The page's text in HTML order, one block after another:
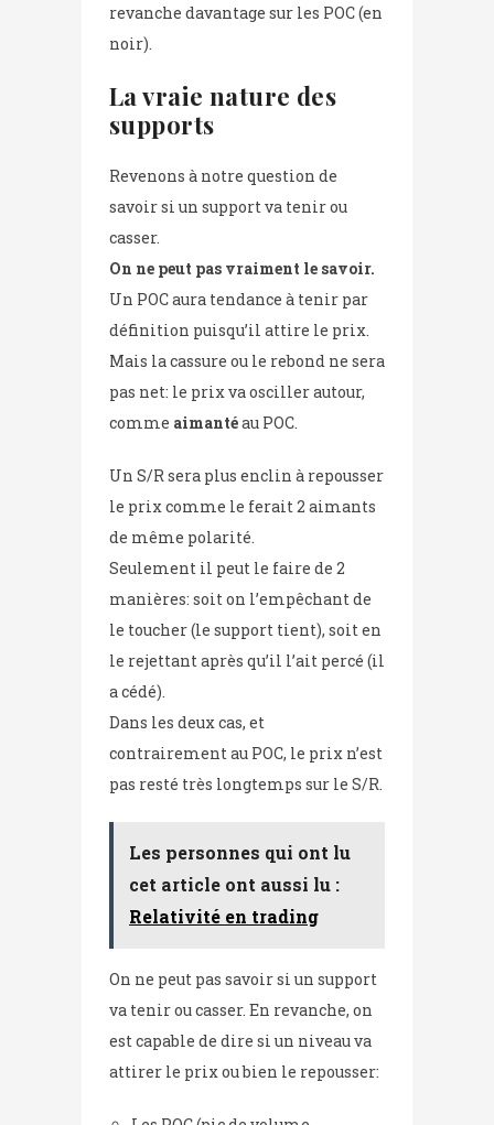
revanche davantage sur les POC (en
noir).
La vraie nature des
supports
Revenons à notre question de
savoir si un support va tenir ou
casser.
On ne peut pas vraiment le savoir.
Un POC aura tendance à tenir par
définition puisqu’il attire le prix.
Mais la cassure ou le rebond ne sera
pas net: le prix va osciller autour,
comme aimantéau POC.
Un S/R sera plus enclin à repousser
le prix comme le ferait 2 aimants
de même polarité.
Seulement il peut le faire de 2
manières: soit on l’empêchant de
le toucher (le support tient), soit en
le rejettant après qu’il l’ait percé (il
a cédé).
Dans les deux cas, et
contrairement au POC, le prix n’est
pas resté très longtemps sur le S/R.
Les personnes qui ont lu
cet article ont aussi lu :
Relativité en trading
On ne peut pas savoir si un support
va tenir ou casser. En revanche, on
est capable de dire si un niveau va
attirer le prix ou bien le repousser: